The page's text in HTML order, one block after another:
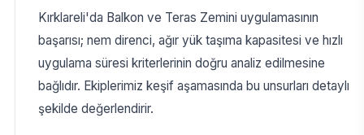
Kırklareli'da Balkon ve Teras Zemini uygulamasının
başarısı; nem direnci, ağır yük taşıma kapasitesi ve hızlı
uygulama süresi kriterlerinin doğru analiz edilmesine
bağlıdır. Ekiplerimiz keşif aşamasında bu unsurları detaylı
şekilde değerlendirir.